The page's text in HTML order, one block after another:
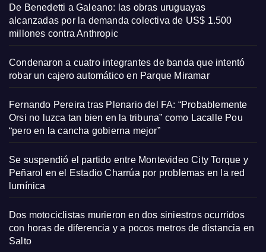
De Benedetti a Galeano: las obras uruguayas
alcanzadas por la demanda colectiva de US$ 1.500
millones contra Anthropic
Condenaron a cuatro integrantes de banda que intentó
robar un cajero automático en Parque Miramar
Fernando Pereira tras Plenario del FA: “Probablemente
Orsi no luzca tan bien en la tribuna” como Lacalle Pou
“pero en la cancha gobierna mejor”
Se suspendió el partido entre Montevideo City Torque y
Peñarol en el Estadio Charrúa por problemas en la red
lumínica
Dos motociclistas murieron en dos siniestros ocurridos
con horas de diferencia y a pocos metros de distancia en
Salto